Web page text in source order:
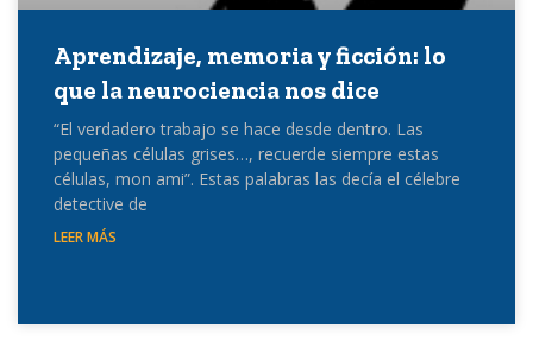
Aprendizaje, memoria y ficción: lo
que la neurociencia nos dice
“El verdadero trabajo se hace desde dentro. Las
pequeñas células grises…, recuerde siempre estas
células, mon ami”. Estas palabras las decía el célebre
detective de
LEER MÁS